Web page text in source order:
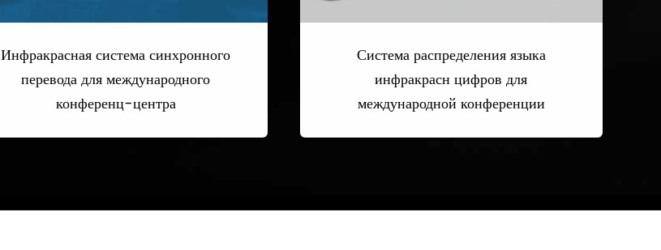
Инфракрасная система синхронного
перевода для международного
конференц-центра
Система распределения языка
инфракрасн цифров для
международной конференции